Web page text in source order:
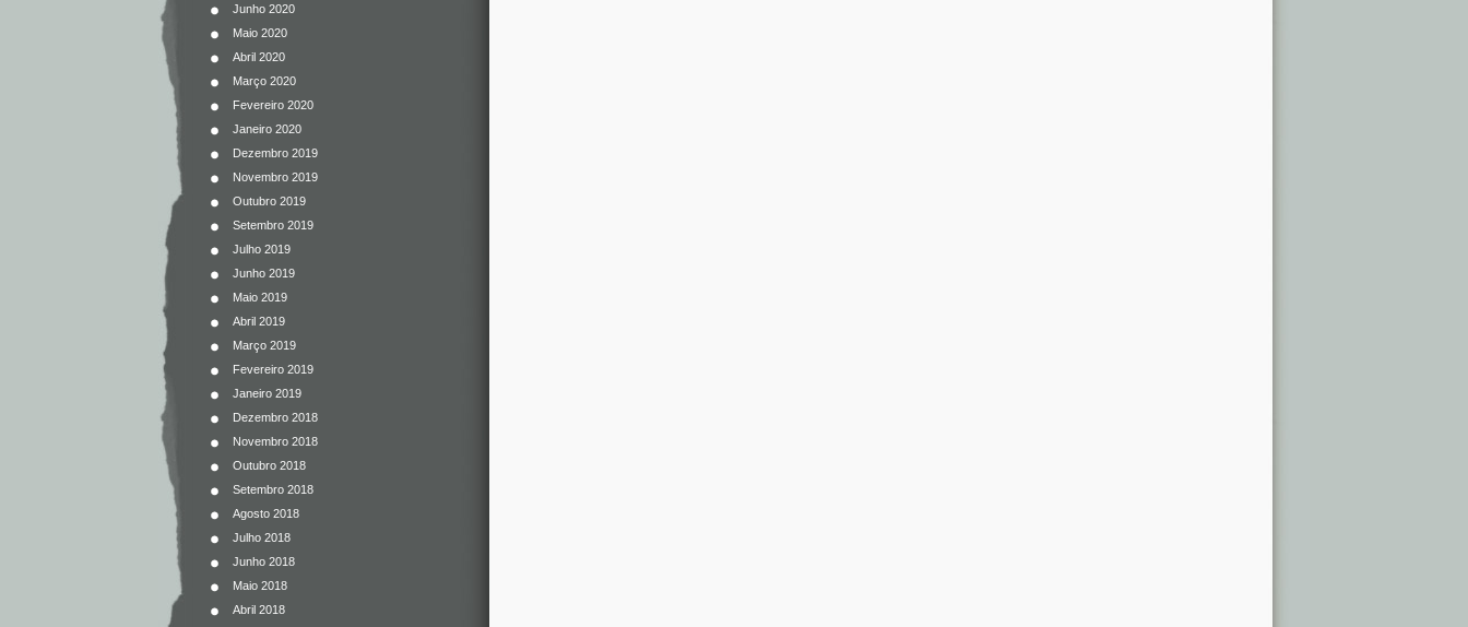
Junho 2020
Maio 2020
Abril 2020
Março 2020
Fevereiro 2020
Janeiro 2020
Dezembro 2019
Novembro 2019
Outubro 2019
Setembro 2019
Julho 2019
Junho 2019
Maio 2019
Abril 2019
Março 2019
Fevereiro 2019
Janeiro 2019
Dezembro 2018
Novembro 2018
Outubro 2018
Setembro 2018
Agosto 2018
Julho 2018
Junho 2018
Maio 2018
Abril 2018